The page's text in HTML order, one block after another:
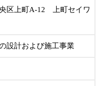
区上町A-12 上町セイワ
設計および施工事業